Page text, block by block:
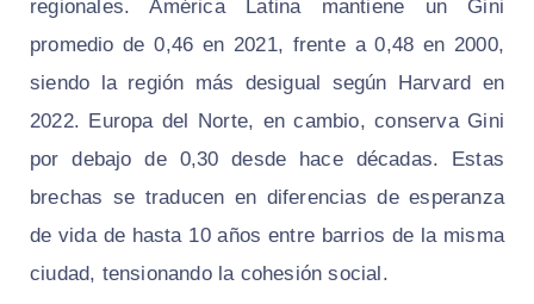
regionales. América Latina mantiene un Gini
promedio de 0,46 en 2021, frente a 0,48 en 2000,
siendo la región más desigual según Harvard en
2022. Europa del Norte, en cambio, conserva Gini
por debajo de 0,30 desde hace décadas. Estas
brechas se traducen en diferencias de esperanza
de vida de hasta 10 años entre barrios de la misma
ciudad, tensionando la cohesión social.